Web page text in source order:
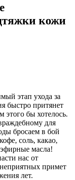
кожи
этап ухода за
быстро притянет
этого бы хотелось.
для
бросаем в бой
соль, какао,
масла!
нас от
примет
лет.